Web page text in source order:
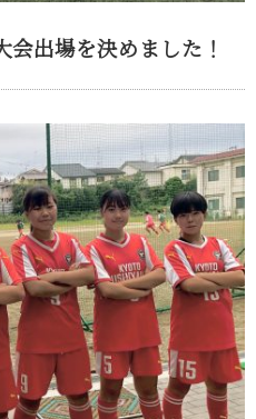
出場を決めました！